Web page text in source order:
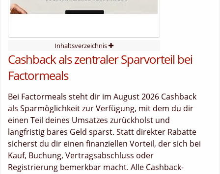
Inhaltsverzeichnis
Cashback als zentraler Sparvorteil bei
Factormeals
Bei Factormeals steht dir im August 2026 Cashback
als Sparmöglichkeit zur Verfügung, mit dem du dir
einen Teil deines Umsatzes zurückholst und
langfristig bares Geld sparst. Statt direkter Rabatte
sicherst du dir einen finanziellen Vorteil, der sich bei
Kauf, Buchung, Vertragsabschluss oder
Registrierung bemerkbar macht. Alle Cashback-